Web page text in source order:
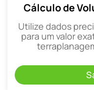
Cálculo de
Utilize dados
para um valor